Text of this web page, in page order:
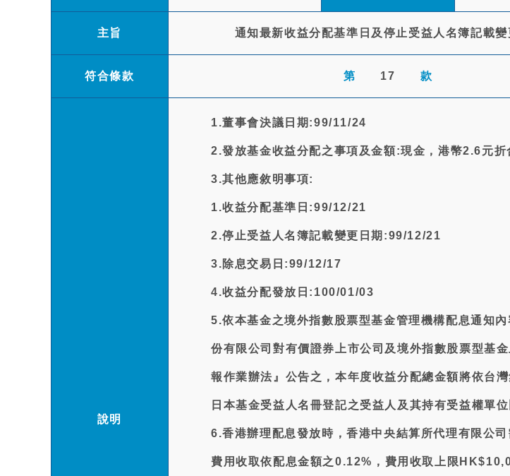
主旨 通知最新收益分配基準日及停止受益人名簿記載
符合條款 第 17 款
說明
1.董事會決議日期:99/11/24
2.發放基金收益分配之事項及金額:現金，港幣2.6元
3.其他應敘明事項:
1.收益分配基準日:99/12/21
2.停止受益人名簿記載變更日期:99/12/21
3.除息交易日:99/12/17
4.收益分配發放日:100/01/03
5.依本基金之境外指數股票型基金管理機構配息通知
份有限公司對有價證券上市公司及境外指數股票型基
報作業辦法』公告之，本年度收益分配總金額將依台
日本基金受益人名冊登記之受益人及其持有受益權單位
6.香港辦理配息發放時，香港中央結算所代理有限公司
費用收取依配息金額之0.12%，費用收取上限